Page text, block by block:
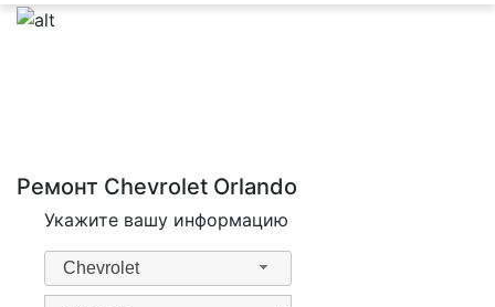
Ремонт Chevrolet Orlando
Укажите вашу информацию
Chevrolet